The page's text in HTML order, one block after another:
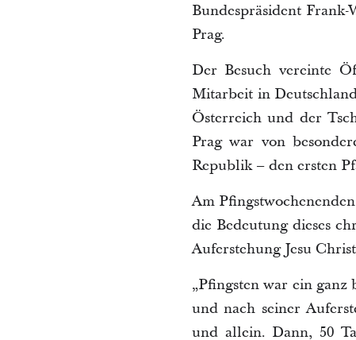
Bundespräsident
Prag.
Der Besuch vereinte
Mitarbeit in
Österreich und der
Prag war von
Republik – den ersten
Am
die Bedeutung dieses
Auferstehung Jesu
„Pfingsten war ein
und nach seiner
und allein. Dann, 50